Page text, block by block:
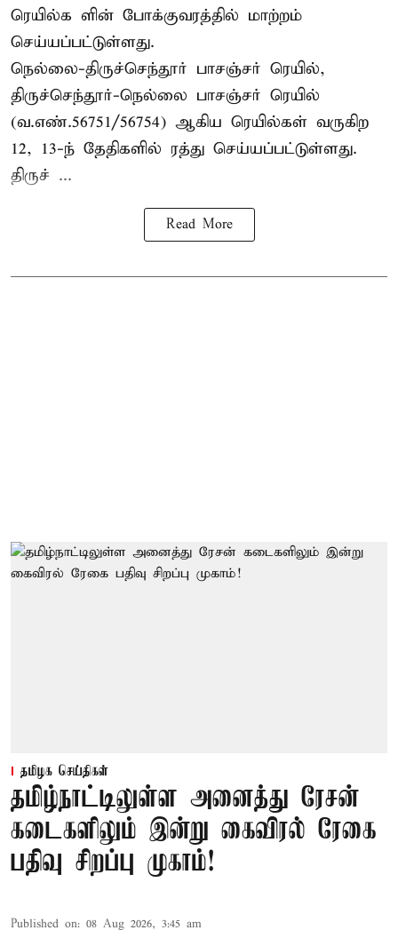
ரெயில்க ளின் போக்குவரத்தில் மாற்றம்
செய்யப்பட்டுள்ளது.
நெல்லை-திருச்செந்தூர் பாசஞ்சர் ரெயில்,
திருச்செந்தூர்-நெல்லை பாசஞ்சர் ரெயில்
(வ.எண்.56751/56754) ஆகிய ரெயில்கள் வருகிற
12, 13-ந் தேதிகளில் ரத்து செய்யப்பட்டுள்ளது.
திருச் ...
Read More
தமிழக செய்திகள்
தமிழ்நாட்டிலுள்ள அனைத்து ரேசன்
கடைகளிலும் இன்று கைவிரல் ரேகை
பதிவு சிறப்பு முகாம்!
Published on: 08 Aug 2026, 3:45 am